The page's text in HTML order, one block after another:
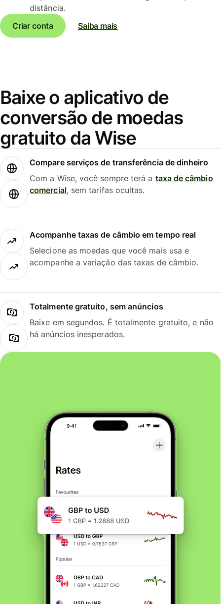
distância.
Criar conta
Saiba mais
Baixe o aplicativo de
conversão de moedas
gratuito da Wise
Compare serviços de transferência de dinheiro
Com a Wise, você sempre terá a taxa de câmbio
comercial, sem tarifas ocultas.
Acompanhe taxas de câmbio em tempo real
Selecione as moedas que você mais usa e
acompanhe a variação das taxas de câmbio.
Totalmente gratuito, sem anúncios
Baixe em segundos. É totalmente gratuito, e não
há anúncios inesperados.